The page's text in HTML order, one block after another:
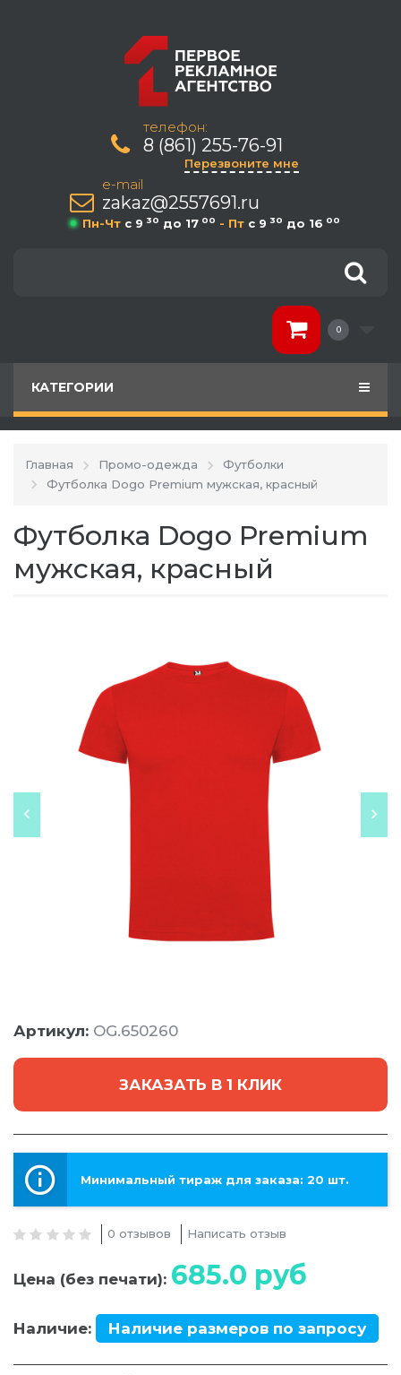
телефон:
8 (861) 255-76-91
Перезвоните мне
e-mail
zakaz@2557691.ru
Пн-Чт c 9 30 до 17 00 - Пт c 9 30 до 16 00
0
КАТЕГОРИИ
Главная Промо-одежда
Футболки
Футболка Dogo Premium мужская, красный
Футболка Dogo Premium
мужская, красный
Артикул: OG.650260
ЗАКАЗАТЬ В 1 КЛИК
Минимальный тираж для заказа: 20 шт.
0 отзывов Написать отзыв
Цена (без печати): 685.0 руб
Наличие: Наличие размеров по запросу